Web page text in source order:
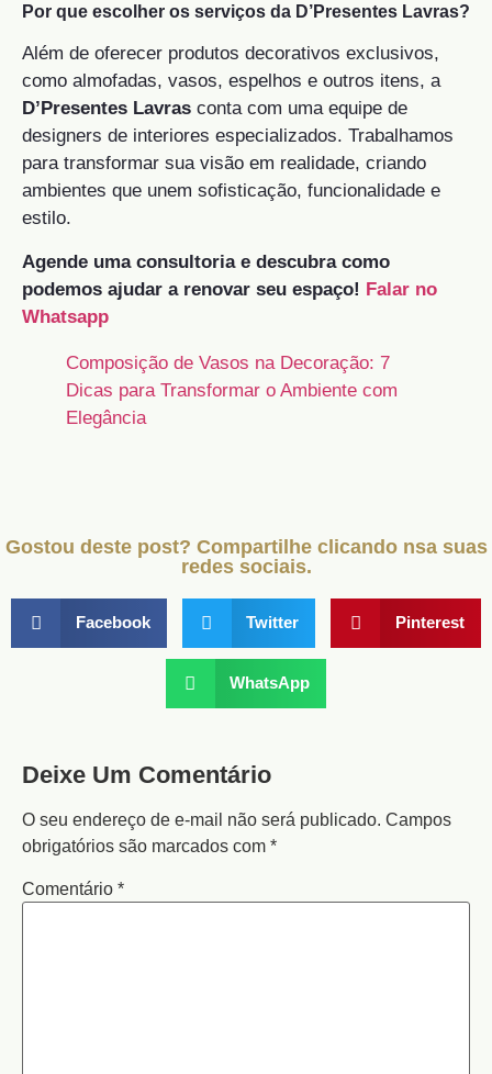
Por que escolher os serviços da D’Presentes Lavras?
Além de oferecer produtos decorativos exclusivos,
como almofadas, vasos, espelhos e outros itens, a
D’Presentes Lavras conta com uma equipe de
designers de interiores especializados. Trabalhamos
para transformar sua visão em realidade, criando
ambientes que unem sofisticação, funcionalidade e
estilo.
Agende uma consultoria e descubra como
podemos ajudar a renovar seu espaço! Falar no
Whatsapp
Composição de Vasos na Decoração: 7
Dicas para Transformar o Ambiente com
Elegância
Gostou deste post? Compartilhe clicando nsa suas
redes sociais.
Facebook Twitter Pinterest
WhatsApp
Deixe Um Comentário
O seu endereço de e-mail não será publicado. Campos
obrigatórios são marcados com *
Comentário *